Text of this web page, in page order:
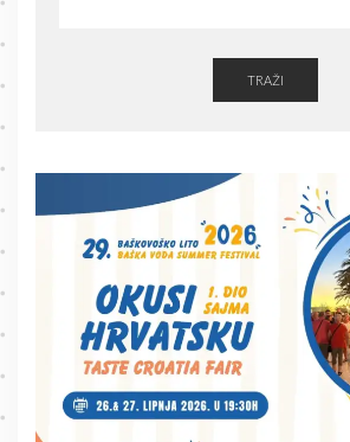
TRAŽI